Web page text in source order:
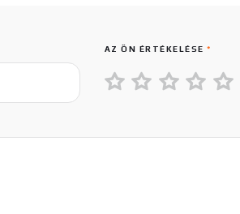
AZ ÖN ÉRTÉKELÉSE*